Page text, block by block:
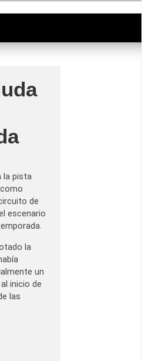
GP
la pista
de
escenario
la
un
inicio de
las